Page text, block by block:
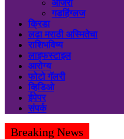
आजरा
गडहिंग्लज
क्रिडा
लढा मराठी अस्मितेचा
राशिभविष्य
लाइफस्टाइल
आरोग्य
फोटो गॅलरी
व्हिडिओ
ईपेपर
संपर्क
Breaking News